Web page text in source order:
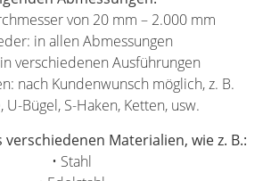
von 20 mm – 2.000 mm
in allen Abmessungen
verschiedenen Ausführungen
nach Kundenwunsch möglich, z. B.
U-Bügel, S-Haken, Ketten, usw.
Materialien, wie z. B.:
• Stahl